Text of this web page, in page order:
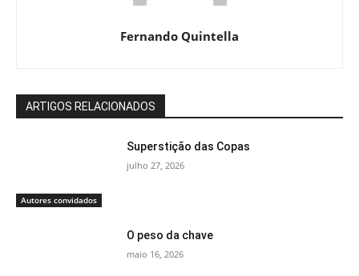
Fernando Quintella
ARTIGOS RELACIONADOS
Autores convidados
Superstição das Copas
julho 27, 2026
O peso da chave
maio 16, 2026